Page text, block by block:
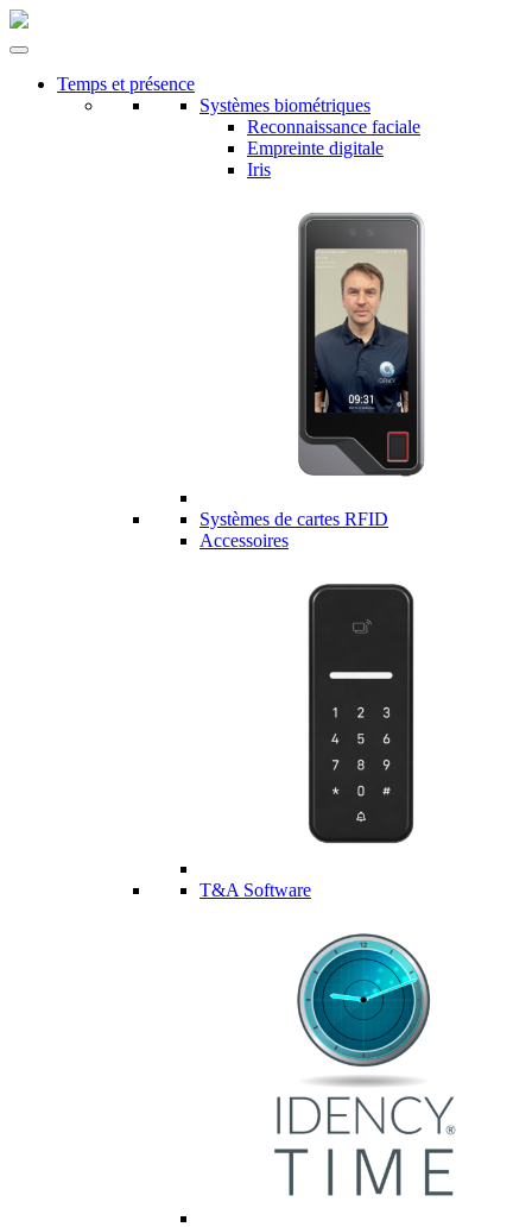
Temps et présence
Systèmes biométriques
Reconnaissance faciale
Empreinte digitale
Iris
Systèmes de cartes RFID
Accessoires
T&A Software